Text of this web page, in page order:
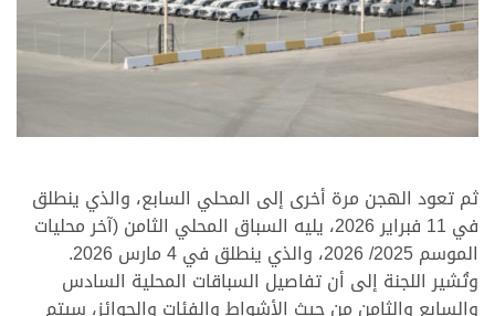
.
ثم تعود الهجن مرة أخرى إلى المحلي السابع، والذي ينطلق
في 11 فبراير 2026، يليه السباق المحلي الثامن (آخر محليات
الموسم 2025/ 2026، والذي ينطلق في 4 مارس 2026.
وتُشير اللجنة إلى أن تفاصيل السباقات المحلية السادس
والسابع والثامن من حيث الأشواط والفئات والجوائز، سيتم